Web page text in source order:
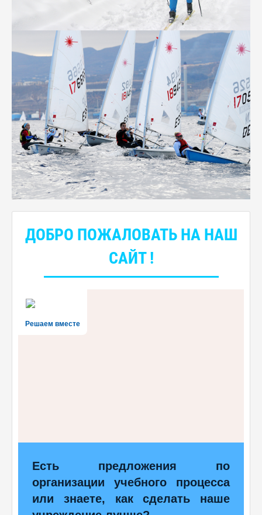
ДОБРО ПОЖАЛОВАТЬ НА НАШ
САЙТ !
Решаем вместе
Есть предложения по
организации учебного процесса
или знаете, как сделать наше